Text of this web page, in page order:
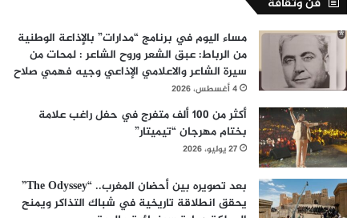
مساء اليوم في برنامج “مدارات” بالإذاعة الوطنية
من الرباط: عبق الشعر وروح الشاعر : لمحات من
سيرة الشاعر والاعلامي الإذاعي وجيه فهمي صلاح
4 أغسطس، 2026
أكثر من 100 ألف متفرج في حفل راغب علامة
بختام مهرجان “تيميتار”
27 يوليو، 2026
بعد تصويره بين أحضان المغرب.. “The Odyssey”
يحقق انطلاقة تاريخية في شباك التذاكر ويمنح